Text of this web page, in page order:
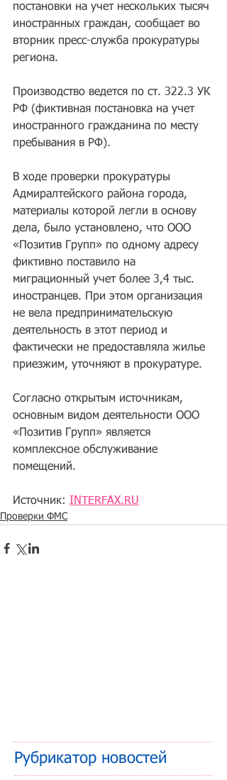
постановки на учет нескольких тысяч
иностранных граждан, сообщает во
вторник пресс-служба прокуратуры
региона.
Производство ведется по ст. 322.3 УК
РФ (фиктивная постановка на учет
иностранного гражданина по месту
пребывания в РФ).
В ходе проверки прокуратуры
Адмиралтейского района города,
материалы которой легли в основу
дела, было установлено, что ООО
«Позитив Групп» по одному адресу
фиктивно поставило на
миграционный учет более 3,4 тыс.
иностранцев. При этом организация
не вела предпринимательскую
деятельность в этот период и
фактически не предоставляла жилье
приезжим, уточняют в прокуратуре.
Согласно открытым источникам,
основным видом деятельности ООО
«Позитив Групп» является
комплексное обслуживание
помещений.
Источник: INTERFAX.RU
Проверки ФМС
Рубрикатор новостей